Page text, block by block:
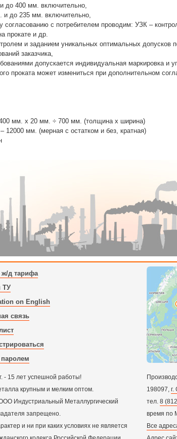
до 400 мм. включительно,
и до 235 мм. включительно,
согласованию с потребителем проводим: УЗК –
прокате и др.
и заданием уникальных оптимальных допусков
заказчика,
допускается индивидуальная маркировка и
проката может измениться при дополнительном
мм. х 20 мм. ÷ 700 мм. (толщина х ширина)
12000 мм. (мерная с остатком и без, кратная)
ж/д тарифа
ТУ
on English
связь
паролем
- 15 лет успешной работы!
крупным и мелким оптом.
Индустриальный Металлургический
запрещено.
и ни при каких условиях не является
198097, г.
тел. 8
время по
Все